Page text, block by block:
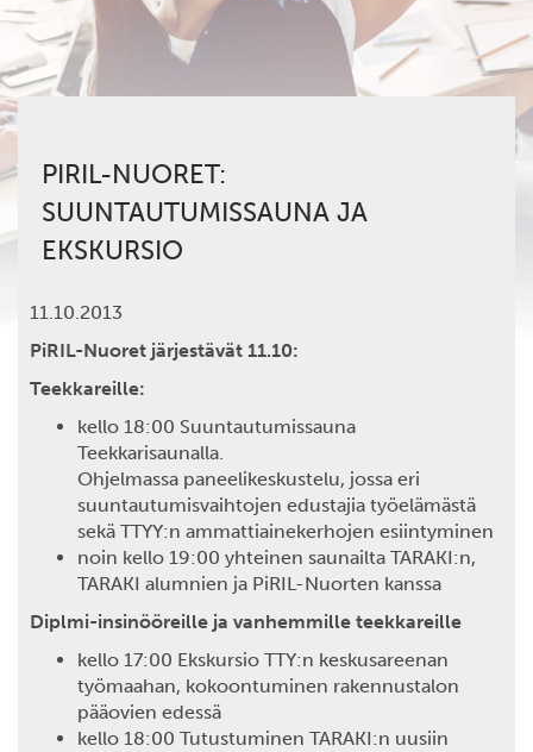
PIRIL-NUORET:
SUUNTAUTUMISSAUNA JA
EKSKURSIO
11.10.2013
PiRIL-Nuoret järjestävät 11.10:
Teekkareille:
kello 18:00 Suuntautumissauna
Teekkarisaunalla.
Ohjelmassa paneelikeskustelu, jossa eri
suuntautumisvaihtojen edustajia työelämästä
sekä TTYY:n ammattiainekerhojen esiintyminen
noin kello 19:00 yhteinen saunailta TARAKI:n,
TARAKI alumnien ja PiRIL-Nuorten kanssa
Diplmi-insinööreille ja vanhemmille teekkareille
kello 17:00 Ekskursio TTY:n keskusareenan
työmaahan, kokoontuminen rakennustalon
pääovien edessä
kello 18:00 Tutustuminen TARAKI:n uusiin